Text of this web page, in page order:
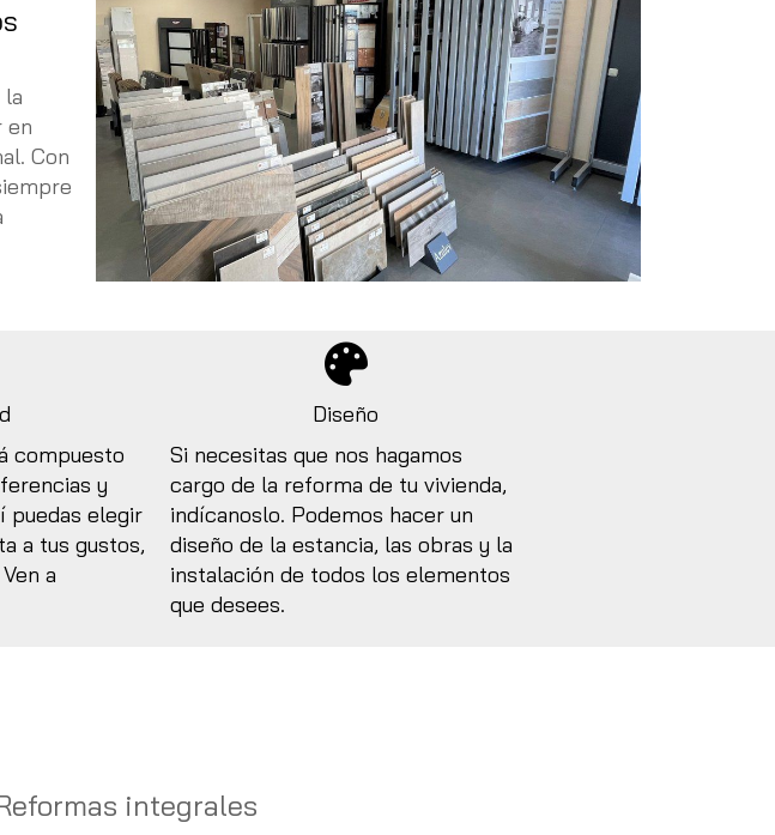
la
en
Con
compuesto
y
puedas elegir
a tus gustos,
a
Diseño
Si necesitas que nos hagamos
cargo de la reforma de tu vivienda,
indícanoslo. Podemos hacer un
diseño de la estancia, las obras y la
instalación de todos los elementos
que desees.
integrales